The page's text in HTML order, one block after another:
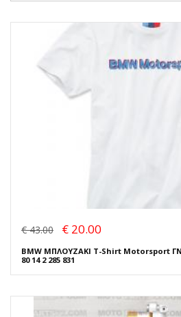
€ 43.00 € 20.00
BMW ΜΠΛΟΥΖΑΚΙ T-Shirt Motorsport
80 14 2 285 831